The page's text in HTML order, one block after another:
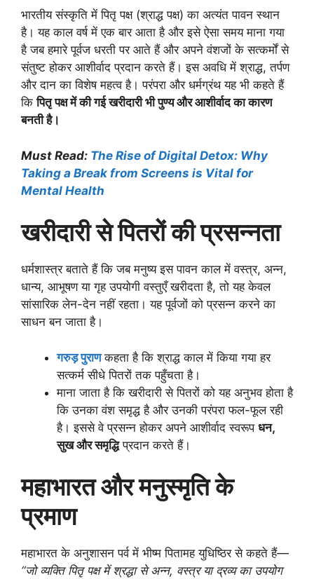
भारतीय संस्कृति में पितृ पक्ष (श्राद्ध पक्ष) का अत्यंत पावन स्थान
है। यह काल वर्ष में एक बार आता है और इसे ऐसा समय माना गया
है जब हमारे पूर्वज धरती पर आते हैं और अपने वंशजों के सत्कर्मों से
संतुष्ट होकर आशीर्वाद प्रदान करते हैं। इस अवधि में श्राद्ध, तर्पण
और दान का विशेष महत्व है। परंपरा और धर्मग्रंथ यह भी कहते हैं
किपितृ पक्ष में की गई खरीदारी भी पुण्य और आशीर्वाद का कारण
बनती है।
Must Read: The Rise of Digital Detox: Why
Taking a Break from Screens is Vital for
Mental Health
खरीदारी से पितरों की प्रसन्नता
धर्मशास्त्र बताते हैं कि जब मनुष्य इस पावन काल में वस्त्र, अन्न,
धान्य, आभूषण या गृह उपयोगी वस्तुएँ खरीदता है, तो यह केवल
सांसारिक लेन-देन नहीं रहता। यह पूर्वजों को प्रसन्न करने का
साधन बन जाता है।
गरुड़ पुराणकहता है कि श्राद्ध काल में किया गया हर
सत्कर्म सीधे पितरों तक पहुँचता है।
माना जाता है कि खरीदारी से पितरों को यह अनुभव होता है
कि उनका वंश समृद्ध है और उनकी परंपरा फल-फूल रही
है। इससे वे प्रसन्न होकर अपने आशीर्वाद स्वरूप धन,
सुख और समृद्धिप्रदान करते हैं।
महाभारत और मनुस्मृति के
प्रमाण
महाभारत के अनुशासन पर्व में भीष्म पितामह युधिष्ठिर से कहते हैं—
“जो व्यक्ति पितृ पक्ष में श्रद्धा से अन्न, वस्त्र या द्रव्य का उपयोग